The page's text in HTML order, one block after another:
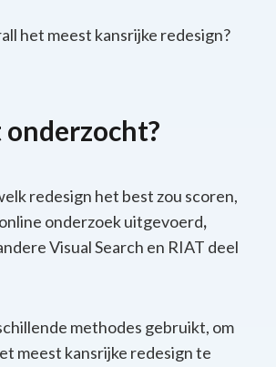
het meest kansrijke redesign?
onderzocht?
redesign het best zou scoren,
onderzoekuitgevoerd,
Visual Search en RIAT deel
methodes gebruikt, om
meest kansrijke redesign te